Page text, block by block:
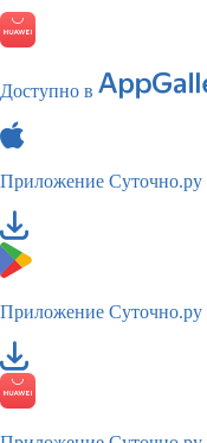
Доступно в
Приложение Суточно.ру
Приложение Суточно.ру